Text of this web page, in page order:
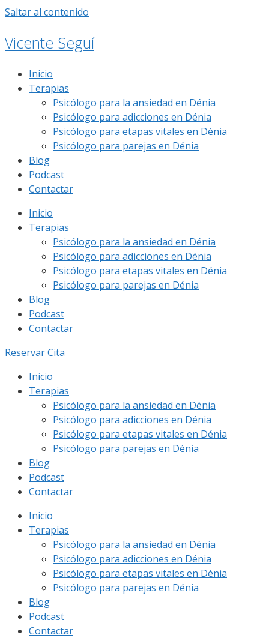
Saltar al contenido
Vicente Seguí
Inicio
Terapias
Psicólogo para la ansiedad en Dénia
Psicólogo para adicciones en Dénia
Psicólogo para etapas vitales en Dénia
Psicólogo para parejas en Dénia
Blog
Podcast
Contactar
Inicio
Terapias
Psicólogo para la ansiedad en Dénia
Psicólogo para adicciones en Dénia
Psicólogo para etapas vitales en Dénia
Psicólogo para parejas en Dénia
Blog
Podcast
Contactar
Reservar Cita
Inicio
Terapias
Psicólogo para la ansiedad en Dénia
Psicólogo para adicciones en Dénia
Psicólogo para etapas vitales en Dénia
Psicólogo para parejas en Dénia
Blog
Podcast
Contactar
Inicio
Terapias
Psicólogo para la ansiedad en Dénia
Psicólogo para adicciones en Dénia
Psicólogo para etapas vitales en Dénia
Psicólogo para parejas en Dénia
Blog
Podcast
Contactar